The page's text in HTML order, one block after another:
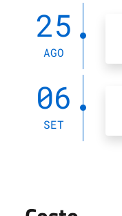
25
AGO
06
SET